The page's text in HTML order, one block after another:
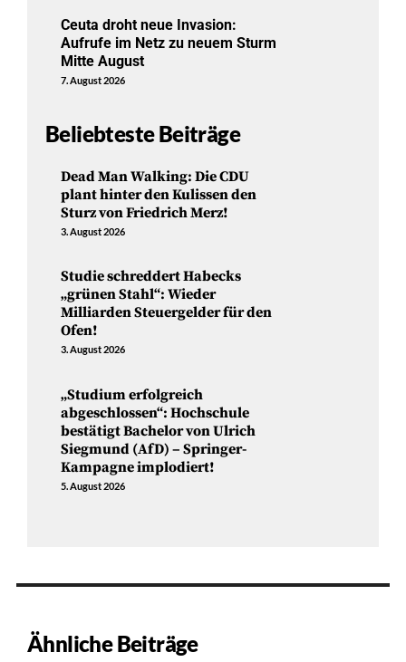
Ceuta droht neue Invasion:
Aufrufe im Netz zu neuem Sturm
Mitte August
7. August 2026
Beliebteste Beiträge
Dead Man Walking: Die CDU
plant hinter den Kulissen den
Sturz von Friedrich Merz!
3. August 2026
Studie schreddert Habecks
„grünen Stahl“: Wieder
Milliarden Steuergelder für den
Ofen!
3. August 2026
„Studium erfolgreich
abgeschlossen“: Hochschule
bestätigt Bachelor von Ulrich
Siegmund (AfD) – Springer-
Kampagne implodiert!
5. August 2026
Ähnliche Beiträge